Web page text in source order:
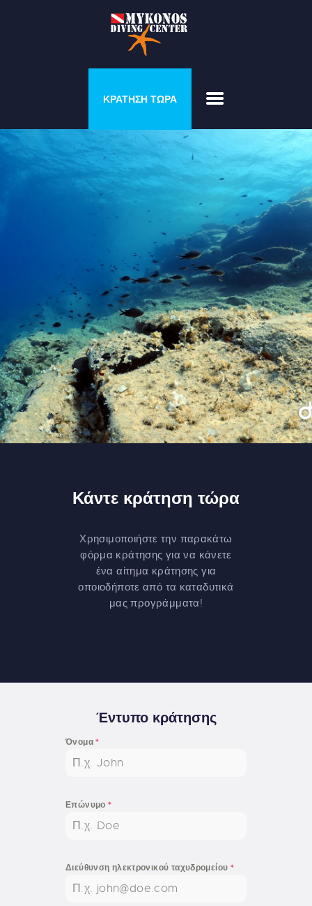
ΚΡΑΤΗΣΗ ΤΩΡΑ
ΠΡΟΓΡΆΜΜΑΤΑ &
ΣΠΊΤΙ ΤΟΥ ΔΎΤΗ
ΓΚΑΛΕΡΊ
ΤΙΜΟΚΑΤΆΛΟΓΟΣ
ΣΧΕΤΙΚΆ ΜΕ ΕΜΆΣ
ΕΠΙΚΟΙΝΩΝΉΣΤΕ ΜΑΖΊ
Κάντε κράτηση τώρα
Χρησιμοποιήστε την παρακάτω
φόρμα κράτησης για να κάνετε
ένα αίτημα κράτησης για
οποιοδήποτε από τα καταδυτικά
μας προγράμματα!
Έντυπο κράτησης
Όνομα*
Επώνυμο*
Διεύθυνση ηλεκτρονικού ταχυδρομείου *